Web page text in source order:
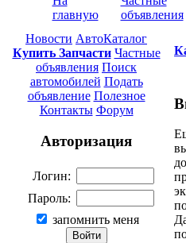
главную
объявления
Новости АвтоКаталог
Купить Запчасти Частные
объявления Поиск
автомобилей Подать
объявление Полезное
Контакты Форум
Авторизация
Логин:
Пароль:
запомнить меня